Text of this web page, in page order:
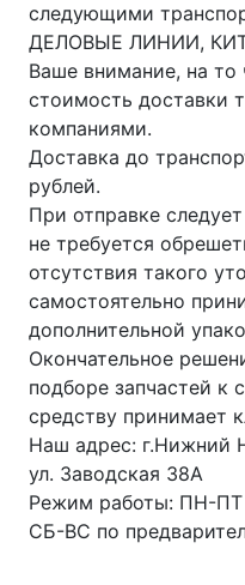
следующими
ДЕЛОВЫЕ ЛИНИИ, КИТ.
Ваше внимание, на то
стоимость доставки
компаниями.
Доставка до
рублей.
При отправке
не требуется
отсутствия такого
самостоятельно
дополнительной
Окончательное
подборе запчастей к
средству принимает
Наш адрес: г.Нижний
ул. Заводская 38А
Режим работы: ПН-ПТ
СБ-ВС по